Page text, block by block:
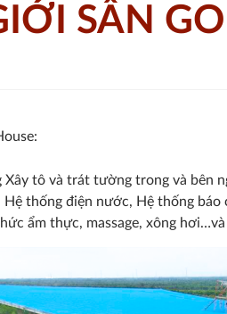
SÂN
tô và trát tường trong và bên
thống điện nước, Hệ thống
ẩm thực, massage, xông